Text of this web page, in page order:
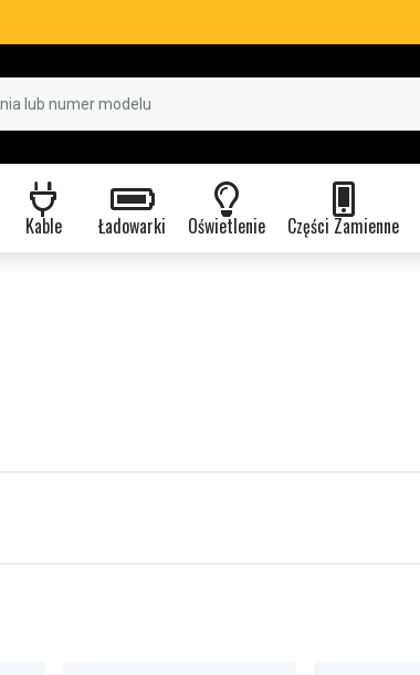
Kable Ładowarki Oświetlenie Części Zamienne